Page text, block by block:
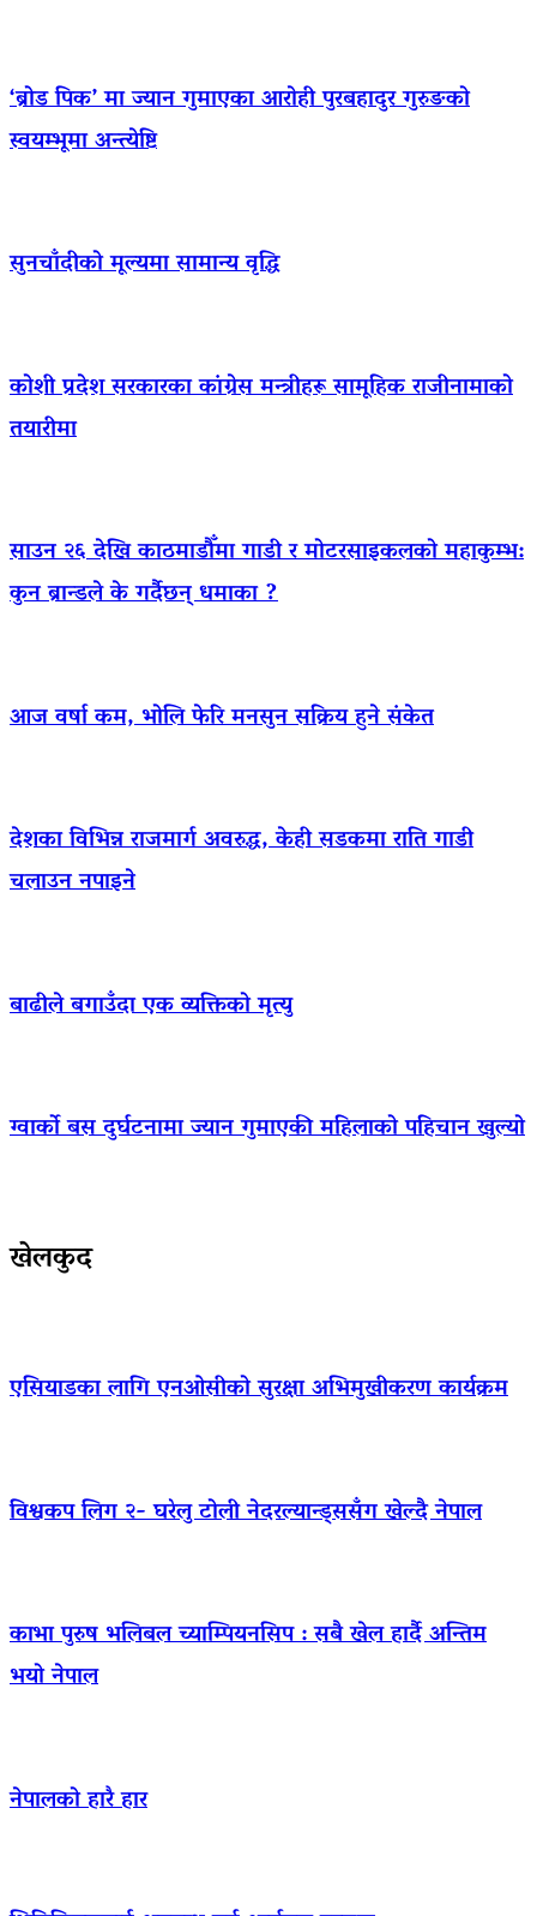
‘ब्रोड पिक’ मा ज्यान गुमाएका आराेही पुरबहादुर गुरुङको
स्वयम्भूमा अन्त्येष्टि
सुनचाँदीको मूल्यमा सामान्य वृद्धि
कोशी प्रदेश सरकारका कांग्रेस मन्त्रीहरू सामूहिक राजीनामाको
तयारीमा
साउन २६ देखि काठमाडौँमा गाडी र मोटरसाइकलको महाकुम्भ:
कुन ब्रान्डले के गर्दैछन् धमाका ?
आज वर्षा कम, भोलि फेरि मनसुन सक्रिय हुने संकेत
देशका विभिन्न राजमार्ग अवरुद्ध, केही सडकमा राति गाडी
चलाउन नपाइने
बाढीले बगाउँदा एक व्यक्तिको मृत्यु
ग्वार्को बस दुर्घटनामा ज्यान गुमाएकी महिलाको पहिचान खुल्यो
खेलकुद
एसियाडका लागि एनओसीको सुरक्षा अभिमुखीकरण कार्यक्रम
विश्वकप लिग २- घरेलु टोली नेदरल्यान्ड्ससँग खेल्दै नेपाल
काभा पुरुष भलिबल च्याम्पियनसिप : सबै खेल हार्दै अन्तिम
भयो नेपाल
नेपालको हारै हार